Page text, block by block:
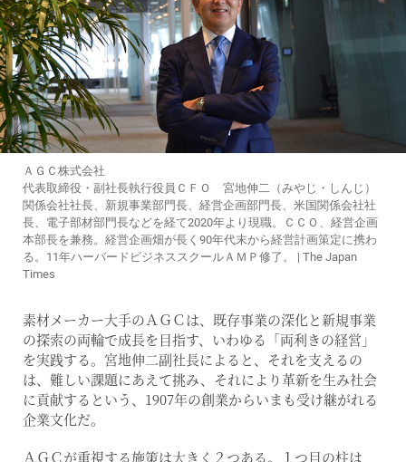
ＡＧＣ株式会社
代表取締役・副社長執行役員ＣＦＯ 宮地伸二（みやじ・しんじ）
関係会社社長、新規事業部門長、経営企画部門長、米国関係会社社
長、電子部材部門長などを経て2020年より現職。ＣＣＯ、経営企画
本部長を兼務。経営企画畑が長く90年代末から経営計画策定に携わ
る。11年ハーバードビジネススクールＡＭＰ修了。 | The Japan
Times
素材メーカー大手のＡＧＣは、既存事業の深化と新規事業
の探索の両輪で成長を目指す、いわゆる「両利きの経営」
を実践する。宮地伸二副社長によると、それを支えるの
は、難しい課題にあえて挑み、それにより革新を生み社会
に貢献するという、1907年の創業からいまも受け継がれる
企業文化だ。
ＡＧＣが重視する施策は大きく２つある。１つ目の柱は